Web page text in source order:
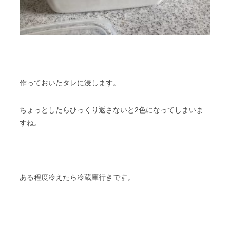
作っておいたタレに浸します。
ちょっとしたらひっくり返さないと2色になってしまいま
すね。
ある程度冷えたら冷蔵庫行きです。